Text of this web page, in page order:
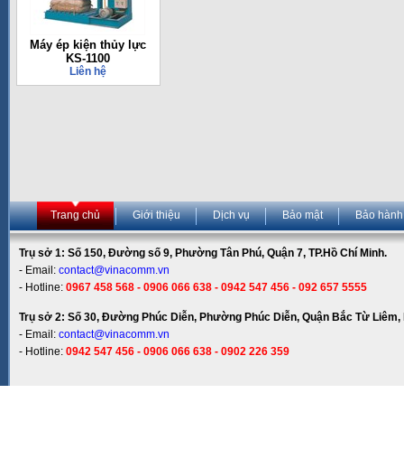
Máy ép kiện thủy lực
KS-1100
Liên hệ
Trang chủ Giới thiệu Dịch vụ Bảo mật Bảo hành
Trụ sở 1: Số 150, Đường số 9, Phường Tân Phú, Quận 7, TP.Hồ Chí Minh.
- Email: contact@vinacomm.vn
- Hotline: 0967 458 568 - 0906 066 638 - 0942 547 456 - 092 657 5555
Trụ sở 2: Số 30, Đường Phúc Diễn, Phường Phúc Diễn, Quận Bắc Từ Liêm,
- Email: contact@vinacomm.vn
- Hotline: 0942 547 456 - 0906 066 638 - 0902 226 359